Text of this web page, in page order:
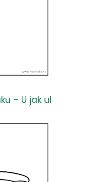
– U jak ul